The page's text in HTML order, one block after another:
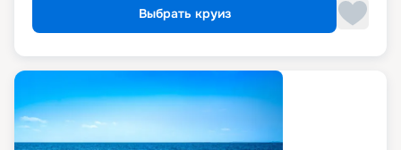
Выбрать круиз